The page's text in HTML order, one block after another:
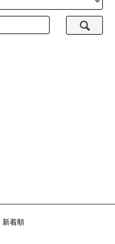
新着順